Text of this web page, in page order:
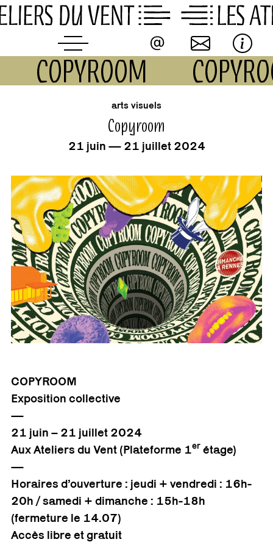
Skip
to
COPYROOM
arts visuels
Copyroom
21 juin — 21 juillet 2024
COPYROOM
Exposition collective
—
21 juin – 21 juillet 2024
Aux Ateliers du Vent (Plateforme 1er étage)
—
Horaires d’ouverture : jeudi + vendredi : 16h-
20h / samedi + dimanche : 15h-18h
(fermeture le 14.07)
Accès libre et gratuit